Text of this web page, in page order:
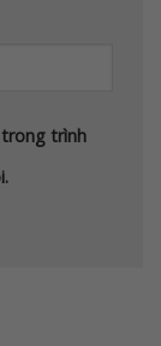
trình